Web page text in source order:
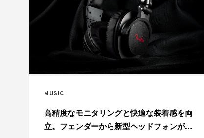
MUSIC
高精度なモニタリングと快適な装着感を両
立。フェンダーから新型ヘッドフォンが登